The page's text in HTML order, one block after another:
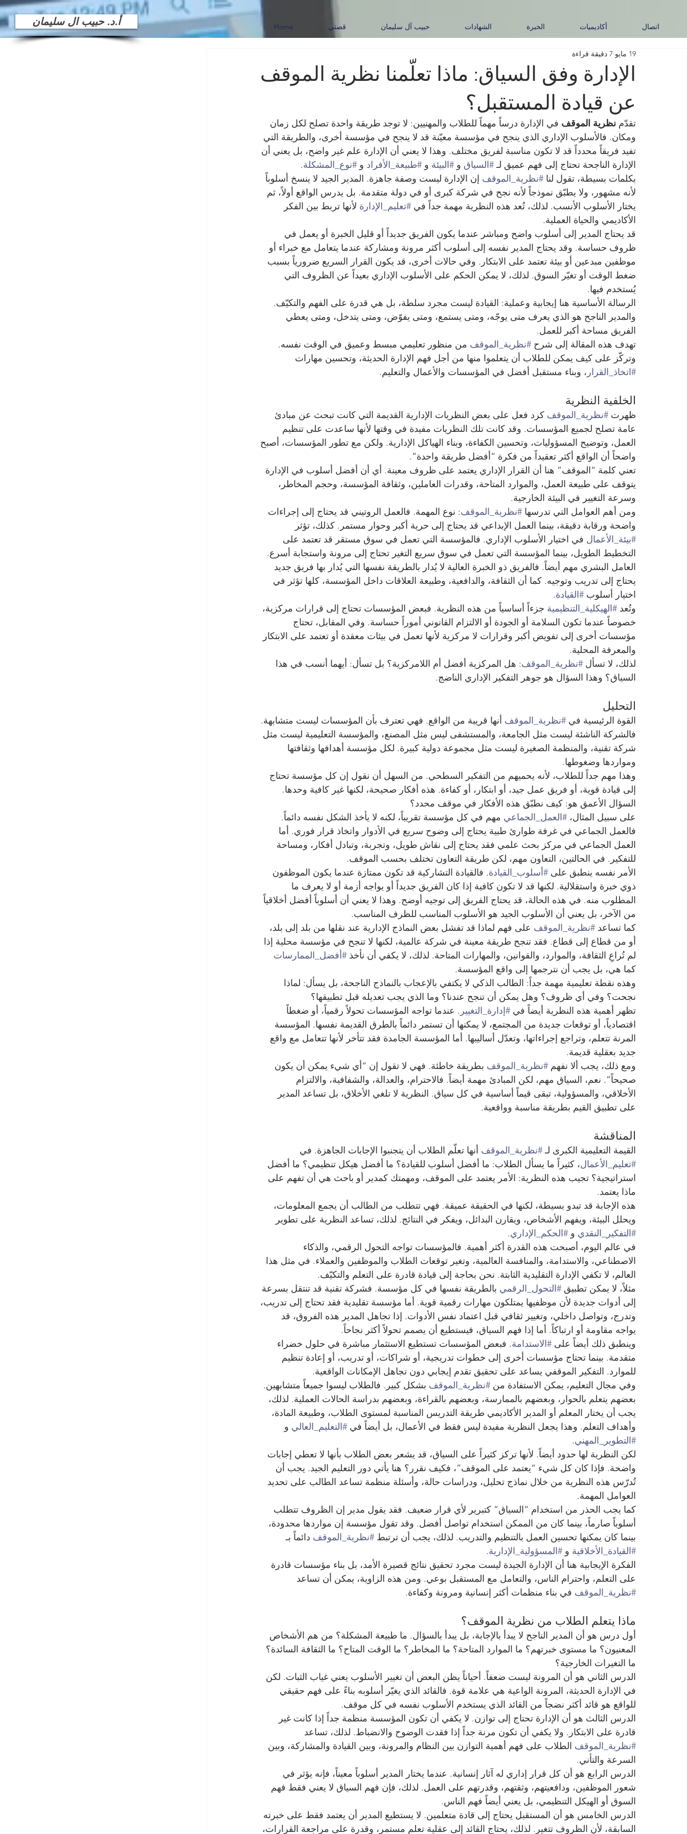
أ.د. حبيب ال سليمان Home قصتي حبيب آل سليمان الشهادات الخبرة أكاديميات اتصال
الإدارة وفق السياق: ماذا تعلّمنا نظرية الموقف
عن قيادة المستقبل؟
19 مايو 7 دقيقة قراءة
تقدّم نظرية الموقف في الإدارة درساً مهماً للطلاب والمهنيين: لا توجد طريقة واحدة تصلح لكل زمان
ومكان. فالأسلوب الإداري الذي ينجح في مؤسسة معيّنة قد لا ينجح في مؤسسة أخرى، والطريقة التي
تفيد فريقاً محدداً قد لا تكون مناسبة لفريق مختلف. وهذا لا يعني أن الإدارة علم غير واضح، بل يعني أن
الإدارة الناجحة تحتاج إلى فهم عميق لـ #السياق و #البيئة و #طبيعة_الأفراد و #نوع_المشكلة.
بكلمات بسيطة، تقول لنا #نظرية_الموقف إن الإدارة ليست وصفة جاهزة. المدير الجيد لا ينسخ أسلوباً
لأنه مشهور، ولا يطبّق نموذجاً لأنه نجح في شركة كبرى أو في دولة متقدمة. بل يدرس الواقع أولاً، ثم
يختار الأسلوب الأنسب. لذلك، تُعد هذه النظرية مهمة جداً في #تعليم_الإدارة لأنها تربط بين الفكر
الأكاديمي والحياة العملية.
قد يحتاج المدير إلى أسلوب واضح ومباشر عندما يكون الفريق جديداً أو قليل الخبرة أو يعمل في
ظروف حساسة. وقد يحتاج المدير نفسه إلى أسلوب أكثر مرونة ومشاركة عندما يتعامل مع خبراء أو
موظفين مبدعين أو بيئة تعتمد على الابتكار. وفي حالات أخرى، قد يكون القرار السريع ضرورياً بسبب
ضغط الوقت أو تغيّر السوق. لذلك، لا يمكن الحكم على الأسلوب الإداري بعيداً عن الظروف التي
يُستخدم فيها.
الرسالة الأساسية هنا إيجابية وعملية: القيادة ليست مجرد سلطة، بل هي قدرة على الفهم والتكيّف.
والمدير الناجح هو الذي يعرف متى يوجّه، ومتى يستمع، ومتى يفوّض، ومتى يتدخل، ومتى يعطي
الفريق مساحة أكبر للعمل.
تهدف هذه المقالة إلى شرح #نظرية_الموقف من منظور تعليمي مبسط وعميق في الوقت نفسه.
وتركّز على كيف يمكن للطلاب أن يتعلموا منها من أجل فهم الإدارة الحديثة، وتحسين مهارات
#اتخاذ_القرار ، وبناء مستقبل أفضل في المؤسسات والأعمال والتعليم.
الخلفية النظرية
ظهرت #نظرية_الموقف كرد فعل على بعض النظريات الإدارية القديمة التي كانت تبحث عن مبادئ
عامة تصلح لجميع المؤسسات. وقد كانت تلك النظريات مفيدة في وقتها لأنها ساعدت على تنظيم
العمل، وتوضيح المسؤوليات، وتحسين الكفاءة، وبناء الهياكل الإدارية. ولكن مع تطور المؤسسات، أصبح
واضحاً أن الواقع أكثر تعقيداً من فكرة “أفضل طريقة واحدة”.
تعني كلمة “الموقف” هنا أن القرار الإداري يعتمد على ظروف معينة. أي أن أفضل أسلوب في الإدارة
يتوقف على طبيعة العمل، والموارد المتاحة، وقدرات العاملين، وثقافة المؤسسة، وحجم المخاطر،
وسرعة التغيير في البيئة الخارجية.
ومن أهم العوامل التي تدرسها #نظرية_الموقف: نوع المهمة. فالعمل الروتيني قد يحتاج إلى إجراءات
واضحة ورقابة دقيقة، بينما العمل الإبداعي قد يحتاج إلى حرية أكبر وحوار مستمر. كذلك، تؤثر
#بيئة_الأعمال في اختيار الأسلوب الإداري. فالمؤسسة التي تعمل في سوق مستقر قد تعتمد على
التخطيط الطويل، بينما المؤسسة التي تعمل في سوق سريع التغير تحتاج إلى مرونة واستجابة أسرع.
العامل البشري مهم أيضاً. فالفريق ذو الخبرة العالية لا يُدار بالطريقة نفسها التي يُدار بها فريق جديد
يحتاج إلى تدريب وتوجيه. كما أن الثقافة، والدافعية، وطبيعة العلاقات داخل المؤسسة، كلها تؤثر في
اختيار أسلوب #القيادة.
وتُعد #الهيكلية_التنظيمية جزءاً أساسياً من هذه النظرية. فبعض المؤسسات تحتاج إلى قرارات مركزية،
خصوصاً عندما تكون السلامة أو الجودة أو الالتزام القانوني أموراً حساسة. وفي المقابل، تحتاج
مؤسسات أخرى إلى تفويض أكبر وقرارات لا مركزية لأنها تعمل في بيئات معقدة أو تعتمد على الابتكار
والمعرفة المحلية.
لذلك، لا تسأل #نظرية_الموقف: هل المركزية أفضل أم اللامركزية؟ بل تسأل: أيهما أنسب في هذا
السياق؟ وهذا السؤال هو جوهر التفكير الإداري الناضج.
التحليل
القوة الرئيسية في #نظرية_الموقف أنها قريبة من الواقع. فهي تعترف بأن المؤسسات ليست متشابهة.
فالشركة الناشئة ليست مثل الجامعة، والمستشفى ليس مثل المصنع، والمؤسسة التعليمية ليست مثل
شركة تقنية، والمنظمة الصغيرة ليست مثل مجموعة دولية كبيرة. لكل مؤسسة أهدافها وثقافتها
ومواردها وضغوطها.
وهذا مهم جداً للطلاب، لأنه يحميهم من التفكير السطحي. من السهل أن نقول إن كل مؤسسة تحتاج
إلى قيادة قوية، أو فريق عمل جيد، أو ابتكار، أو كفاءة. هذه أفكار صحيحة، لكنها غير كافية وحدها.
السؤال الأعمق هو: كيف نطبّق هذه الأفكار في موقف محدد؟
على سبيل المثال، #العمل_الجماعي مهم في كل مؤسسة تقريباً، لكنه لا يأخذ الشكل نفسه دائماً.
فالعمل الجماعي في غرفة طوارئ طبية يحتاج إلى وضوح سريع في الأدوار واتخاذ قرار فوري. أما
العمل الجماعي في مركز بحث علمي فقد يحتاج إلى نقاش طويل، وتجربة، وتبادل أفكار، ومساحة
للتفكير. في الحالتين، التعاون مهم، لكن طريقة التعاون تختلف بحسب الموقف.
الأمر نفسه ينطبق على #أسلوب_القيادة. فالقيادة التشاركية قد تكون ممتازة عندما يكون الموظفون
ذوي خبرة واستقلالية. لكنها قد لا تكون كافية إذا كان الفريق جديداً أو يواجه أزمة أو لا يعرف ما
المطلوب منه. في هذه الحالة، قد يحتاج الفريق إلى توجيه أوضح. وهذا لا يعني أن أسلوباً أفضل أخلاقياً
من الآخر، بل يعني أن الأسلوب الجيد هو الأسلوب المناسب للظرف المناسب.
كما تساعد #نظرية_الموقف على فهم لماذا قد تفشل بعض النماذج الإدارية عند نقلها من بلد إلى بلد،
أو من قطاع إلى قطاع. فقد تنجح طريقة معينة في شركة عالمية، لكنها لا تنجح في مؤسسة محلية إذا
لم تُراعِ الثقافة، والموارد، والقوانين، والمهارات المتاحة. لذلك، لا يكفي أن نأخذ #أفضل_الممارسات
كما هي، بل يجب أن نترجمها إلى واقع المؤسسة.
وهذه نقطة تعليمية مهمة جداً: الطالب الذكي لا يكتفي بالإعجاب بالنماذج الناجحة، بل يسأل: لماذا
نجحت؟ وفي أي ظروف؟ وهل يمكن أن تنجح عندنا؟ وما الذي يجب تعديله قبل تطبيقها؟
تظهر أهمية هذه النظرية أيضاً في #إدارة_التغيير . عندما تواجه المؤسسات تحولاً رقمياً، أو ضغطاً
اقتصادياً، أو توقعات جديدة من المجتمع، لا يمكنها أن تستمر دائماً بالطرق القديمة نفسها. المؤسسة
المرنة تتعلم، وتراجع إجراءاتها، وتعدّل أساليبها. أما المؤسسة الجامدة فقد تتأخر لأنها تتعامل مع واقع
جديد بعقلية قديمة.
ومع ذلك، يجب ألا نفهم #نظرية_الموقف بطريقة خاطئة. فهي لا تقول إن “أي شيء يمكن أن يكون
صحيحاً”. نعم، السياق مهم، لكن المبادئ مهمة أيضاً. فالاحترام، والعدالة، والشفافية، والالتزام
الأخلاقي، والمسؤولية، تبقى قيماً أساسية في كل سياق. النظرية لا تلغي الأخلاق، بل تساعد المدير
على تطبيق القيم بطريقة مناسبة وواقعية.
المناقشة
القيمة التعليمية الكبرى لـ #نظرية_الموقف أنها تعلّم الطلاب أن يتجنبوا الإجابات الجاهزة. في
#تعليم_الأعمال، كثيراً ما يسأل الطلاب: ما أفضل أسلوب للقيادة؟ ما أفضل هيكل تنظيمي؟ ما أفضل
استراتيجية؟ تجيب هذه النظرية: الأمر يعتمد على الموقف، ومهمتك كمدير أو باحث هي أن تفهم على
ماذا يعتمد.
هذه الإجابة قد تبدو بسيطة، لكنها في الحقيقة عميقة. فهي تتطلب من الطالب أن يجمع المعلومات،
ويحلل البيئة، ويفهم الأشخاص، ويقارن البدائل، ويفكر في النتائج. لذلك، تساعد النظرية على تطوير
#التفكير_النقدي و #الحكم_الإداري.
في عالم اليوم، أصبحت هذه القدرة أكثر أهمية. فالمؤسسات تواجه التحول الرقمي، والذكاء
الاصطناعي، والاستدامة، والمنافسة العالمية، وتغير توقعات الطلاب والموظفين والعملاء. في مثل هذا
العالم، لا تكفي الإدارة التقليدية الثابتة. نحن بحاجة إلى قيادة قادرة على التعلم والتكيّف.
مثلاً، لا يمكن تطبيق #التحول_الرقمي بالطريقة نفسها في كل مؤسسة. فشركة تقنية قد تنتقل بسرعة
إلى أدوات جديدة لأن موظفيها يمتلكون مهارات رقمية قوية. أما مؤسسة تقليدية فقد تحتاج إلى تدريب،
وتدرج، وتواصل داخلي، وتغيير ثقافي قبل اعتماد نفس الأدوات. إذا تجاهل المدير هذه الفروق، قد
يواجه مقاومة أو ارتباكاً. أما إذا فهم السياق، فيستطيع أن يصمم تحولاً أكثر نجاحاً.
وينطبق ذلك أيضاً على #الاستدامة. فبعض المؤسسات تستطيع الاستثمار مباشرة في حلول خضراء
متقدمة. بينما تحتاج مؤسسات أخرى إلى خطوات تدريجية، أو شراكات، أو تدريب، أو إعادة تنظيم
للموارد. التفكير الموقفي يساعد على تحقيق تقدم إيجابي دون تجاهل الإمكانات الواقعية.
وفي مجال التعليم، يمكن الاستفادة من #نظرية_الموقف بشكل كبير. فالطلاب ليسوا جميعاً متشابهين.
بعضهم يتعلم بالحوار، وبعضهم بالممارسة، وبعضهم بالقراءة، وبعضهم بدراسة الحالات العملية. لذلك،
يجب أن يختار المعلم أو المدير الأكاديمي طريقة التدريس المناسبة لمستوى الطلاب، وطبيعة المادة،
وأهداف التعلم. وهذا يجعل النظرية مفيدة ليس فقط في الأعمال، بل أيضاً في #التعليم_العالي و
#التطوير_المهني.
لكن النظرية لها حدود أيضاً. لأنها تركز كثيراً على السياق، قد يشعر بعض الطلاب بأنها لا تعطي إجابات
واضحة. فإذا كان كل شيء “يعتمد على الموقف”، فكيف نقرر؟ هنا يأتي دور التعليم الجيد. يجب أن
تُدرّس هذه النظرية من خلال نماذج تحليل، ودراسات حالة، وأسئلة منظمة تساعد الطالب على تحديد
العوامل المهمة.
كما يجب الحذر من استخدام “السياق” كتبرير لأي قرار ضعيف. فقد يقول مدير إن الظروف تتطلب
أسلوباً صارماً، بينما كان من الممكن استخدام تواصل أفضل. وقد تقول مؤسسة إن مواردها محدودة،
بينما كان يمكنها تحسين العمل بالتنظيم والتدريب. لذلك، يجب أن ترتبط #نظرية_الموقف دائماً بـ
#القيادة_الأخلاقية و #المسؤولية_الإدارية.
الفكرة الإيجابية هنا أن الإدارة الجيدة ليست مجرد تحقيق نتائج قصيرة الأمد، بل بناء مؤسسات قادرة
على التعلم، واحترام الناس، والتعامل مع المستقبل بوعي. ومن هذه الزاوية، يمكن أن تساعد
#نظرية_الموقف في بناء منظمات أكثر إنسانية ومرونة وكفاءة.
ماذا يتعلم الطلاب من نظرية الموقف؟
أول درس هو أن المدير الناجح لا يبدأ بالإجابة، بل يبدأ بالسؤال. ما طبيعة المشكلة؟ من هم الأشخاص
المعنيون؟ ما مستوى خبرتهم؟ ما الموارد المتاحة؟ ما المخاطر؟ ما الوقت المتاح؟ ما الثقافة السائدة؟
ما التغيرات الخارجية؟
الدرس الثاني هو أن المرونة ليست ضعفاً. أحياناً يظن البعض أن تغيير الأسلوب يعني غياب الثبات. لكن
في الإدارة الحديثة، المرونة الواعية هي علامة قوة. فالقائد الذي يغيّر أسلوبه بناءً على فهم حقيقي
للواقع هو قائد أكثر نضجاً من القائد الذي يستخدم الأسلوب نفسه في كل موقف.
الدرس الثالث هو أن الإدارة تحتاج إلى توازن. لا يكفي أن تكون المؤسسة منظمة جداً إذا كانت غير
قادرة على الابتكار. ولا يكفي أن تكون مرنة جداً إذا فقدت الوضوح والانضباط. لذلك، تساعد
#نظرية_الموقف الطلاب على فهم أهمية التوازن بين النظام والمرونة، وبين القيادة والمشاركة، وبين
السرعة والتأني.
الدرس الرابع هو أن كل قرار إداري له آثار إنسانية. عندما يختار المدير أسلوباً معيناً، فإنه يؤثر في
شعور الموظفين، ودافعيتهم، وثقتهم، وقدرتهم على العمل. لذلك، فإن فهم السياق لا يعني فقط فهم
السوق أو الهيكل التنظيمي، بل يعني أيضاً فهم الناس.
الدرس الخامس هو أن المستقبل يحتاج إلى قادة متعلمين. لا يستطيع المدير أن يعتمد فقط على خبرته
السابقة، لأن الظروف تتغير. لذلك، يحتاج القائد إلى عقلية تعلم مستمر، وقدرة على مراجعة القرارات،